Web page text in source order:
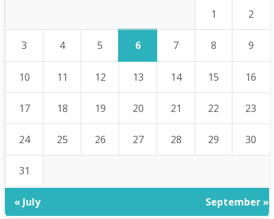
1 2
3 4 5 6 7 8 9
10 11 12 13 14 15 16
17 18 19 20 21 22 23
24 25 26 27 28 29 30
31
« July September »